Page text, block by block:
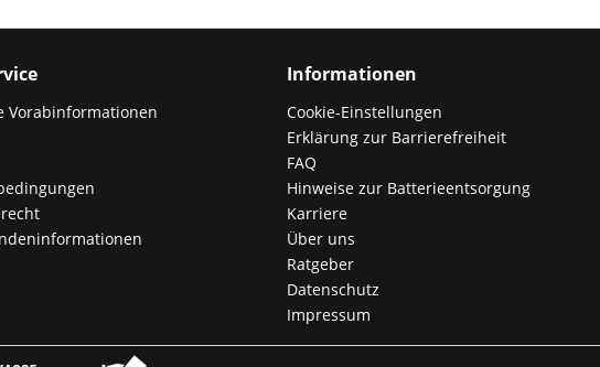
Vorabinformationen
Informationen
Cookie-Einstellungen
Erklärung zur Barrierefreiheit
FAQ
Hinweise zur Batterieentsorgung
Karriere
Über uns
Ratgeber
Datenschutz
Impressum